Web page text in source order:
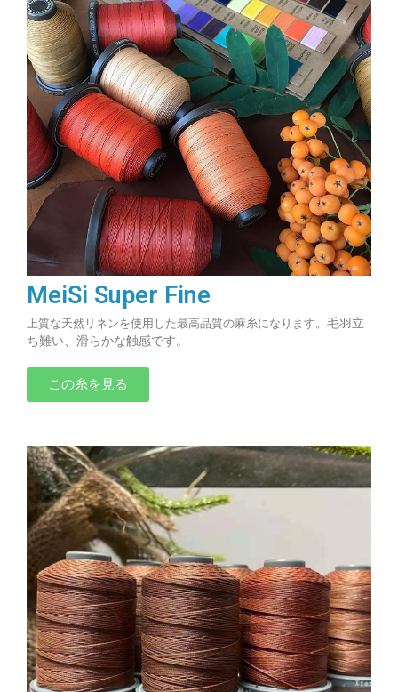
MeiSi Super Fine
上質な天然リネンを使用した最高品質の麻糸になります。 毛羽立
ち難い、滑らかな触感です。
この糸を見る